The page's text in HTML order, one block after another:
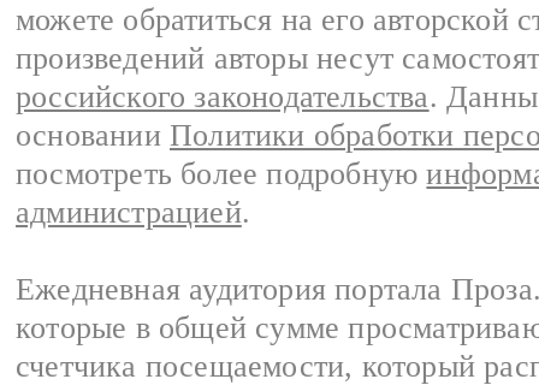
можете обратиться на его авторской
произведений авторы несут
российского законодательства.
основании Политики обработки
посмотреть более подробную
администрацией.
Ежедневная аудитория портала
которые в общей сумме
счетчика посещаемости, который